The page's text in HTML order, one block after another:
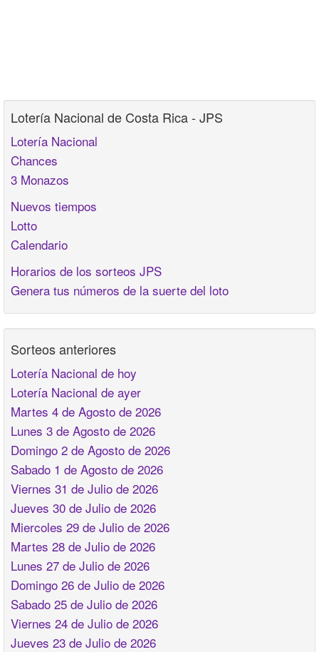
Lotería Nacional de Costa Rica - JPS
Lotería Nacional
Chances
3 Monazos
Nuevos tiempos
Lotto
Calendario
Horarios de los sorteos JPS
Genera tus números de la suerte del loto
Sorteos anteriores
Lotería Nacional de hoy
Lotería Nacional de ayer
Martes 4 de Agosto de 2026
Lunes 3 de Agosto de 2026
Domingo 2 de Agosto de 2026
Sabado 1 de Agosto de 2026
Viernes 31 de Julio de 2026
Jueves 30 de Julio de 2026
Miercoles 29 de Julio de 2026
Martes 28 de Julio de 2026
Lunes 27 de Julio de 2026
Domingo 26 de Julio de 2026
Sabado 25 de Julio de 2026
Viernes 24 de Julio de 2026
Jueves 23 de Julio de 2026